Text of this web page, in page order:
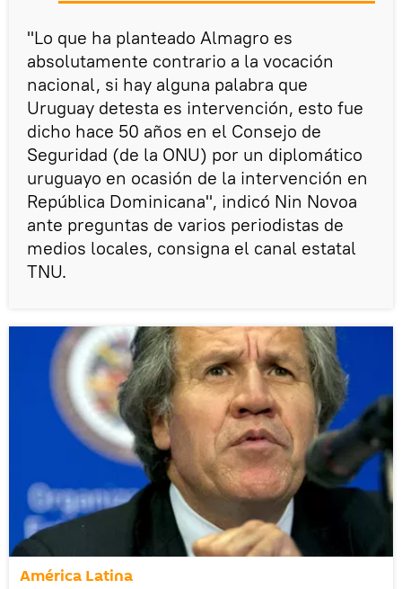
"Lo que ha planteado Almagro es
absolutamente contrario a la vocación
nacional, si hay alguna palabra que
Uruguay detesta es intervención, esto fue
dicho hace 50 años en el Consejo de
Seguridad (de la ONU) por un diplomático
uruguayo en ocasión de la intervención en
República Dominicana", indicó Nin Novoa
ante preguntas de varios periodistas de
medios locales, consigna el canal estatal
TNU.
América Latina